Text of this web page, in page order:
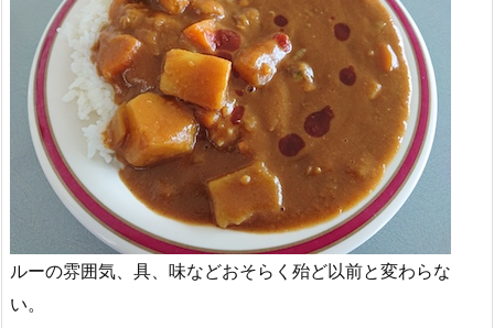
ルーの雰囲気、具、味などおそらく殆ど以前と変わらな
い。